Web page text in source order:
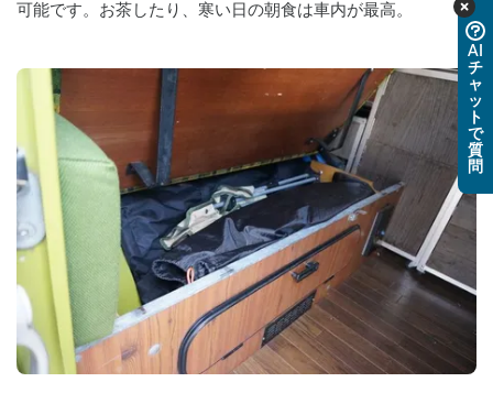
可能です。お茶したり、寒い日の朝食は車内が最高。
AI
チ
ャ
ッ
ト
で
質
問